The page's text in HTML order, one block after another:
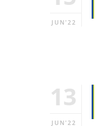
JUN'22
13
JUN'22